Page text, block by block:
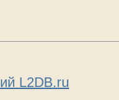
L2DB.ru